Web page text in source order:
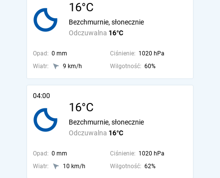
16°C
Odczuwalna 16°C
Bezchmurnie, słonecznie
Opad: 0 mm Ciśnienie: 1020 hPa
Wiatr:
9 km/h Wilgotność: 60%
04:00
16°C
Odczuwalna 16°C
Bezchmurnie, słonecznie
Opad: 0 mm Ciśnienie: 1020 hPa
Wiatr:
10 km/h Wilgotność: 62%